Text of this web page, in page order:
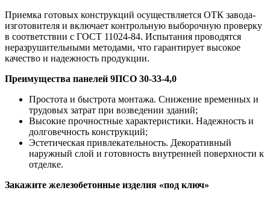
Приемка готовых конструкций осуществляется ОТК завода-
изготовителя и включает контрольную выборочную проверку
в соответствии с ГОСТ 11024-84. Испытания проводятся
неразрушительными методами, что гарантирует высокое
качество и надежность продукции.
Преимущества панелей 9ПСО 30-33-4,0
Простота и быстрота монтажа. Снижение временных и
трудовых затрат при возведении зданий;
Высокие прочностные характеристики. Надежность и
долговечность конструкций;
Эстетическая привлекательность. Декоративный
наружный слой и готовность внутренней поверхности к
отделке.
Закажите железобетонные изделия «под ключ»